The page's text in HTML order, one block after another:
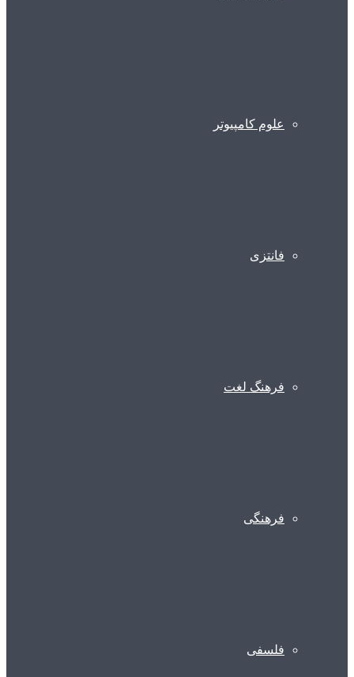
علوم کامپیوتر
فانتزی
فرهنگ لغت
فرهنگی
فلسفی